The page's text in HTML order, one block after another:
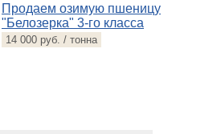
Продаем озимую пшеницу
"Белозерка" 3-го класса
14 000 руб. / тонна